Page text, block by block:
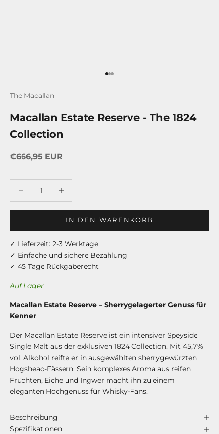
Gehe zu Element 1
Gehe zu Element 2
Gehe zu Element 3
The Macallan
Macallan Estate Reserve - The 1824
Collection
Angebot
€666,95 EUR
IN DEN WARENKORB
✓ Lieferzeit: 2-3 Werktage
✓ Einfache und sichere Bezahlung
✓ 45 Tage Rückgaberecht
Auf Lager
Macallan Estate Reserve – Sherrygelagerter Genuss für
Kenner
Der Macallan Estate Reserve ist ein intensiver Speyside
Single Malt aus der exklusiven 1824 Collection. Mit 45,7 %
vol. Alkohol reifte er in ausgewählten sherrygewürzten
Hogshead-Fässern. Sein komplexes Aroma aus reifen
Früchten, Eiche und Ingwer macht ihn zu einem
eleganten Hochgenuss für Whisky-Fans.
Beschreibung
Spezifikationen